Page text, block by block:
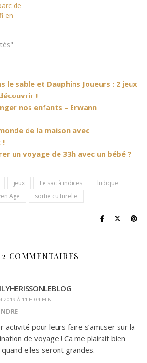
de
en
le sable et Dauphins Joueurs : 2 jeux
!
nos enfants – Erwann
de la maison avec
!
un voyage de 33h avec un bébé ?
jeux Le sac à indices
ludique
Age sortie culturelle
COMMENTAIRES
2019 À 11 H 04 MIN
activité pour leurs faire s’amuser sur la
de voyage ! Ca me plairait bien
elles seront grandes.